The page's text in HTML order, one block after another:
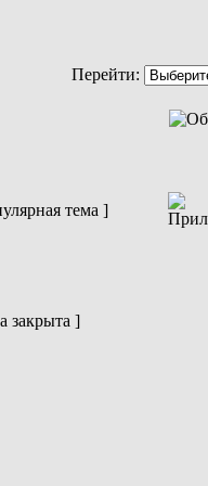
Перейти:
тема ]
закрыта ]